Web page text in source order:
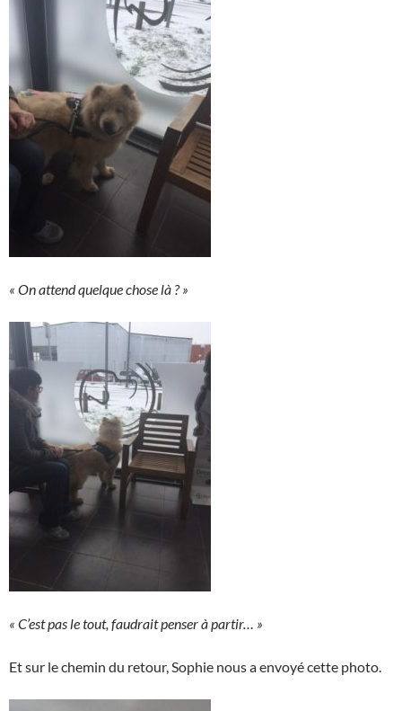
« On attend quelque chose là ? »
« C’est pas le tout, faudrait penser à partir… »
Et sur le chemin du retour, Sophie nous a envoyé cette photo.